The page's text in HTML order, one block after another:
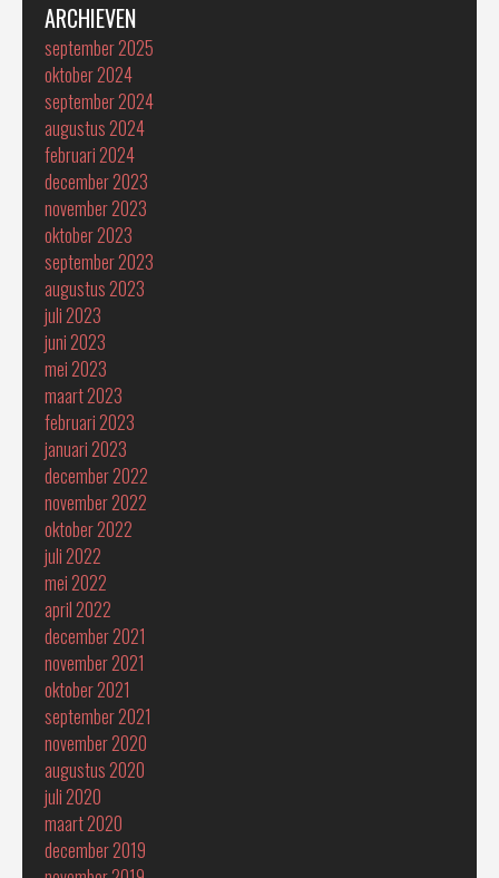
ARCHIEVEN
september 2025
oktober 2024
september 2024
augustus 2024
februari 2024
december 2023
november 2023
oktober 2023
september 2023
augustus 2023
juli 2023
juni 2023
mei 2023
maart 2023
februari 2023
januari 2023
december 2022
november 2022
oktober 2022
juli 2022
mei 2022
april 2022
december 2021
november 2021
oktober 2021
september 2021
november 2020
augustus 2020
juli 2020
maart 2020
december 2019